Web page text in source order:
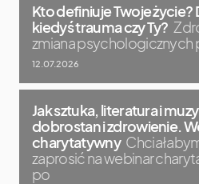
Kto definiuje Twoje
kiedyś trauma czy Ty?
zmiana psychologicznych
12.07.2026
Jak sztuka, literatura i
dobrostan i zdrowienie.
charytatywny
zaprosić na webinar
po